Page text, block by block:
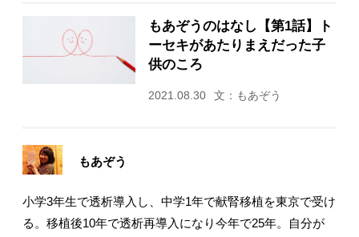
もあぞうのはなし【第1話】ト
ーセキがあたりまえだった子
供のころ
2021.08.30 文：もあぞう
もあぞう
小学3年生で透析導入し、中学1年で献腎移植を東京で受け
る。移植後10年で透析再導入になり今年で25年。自分が